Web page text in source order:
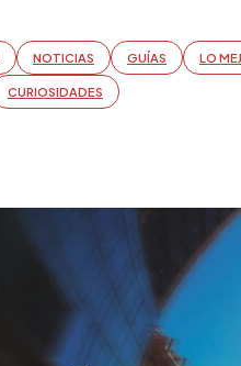
NOTICIAS GUÍAS LO
CURIOSIDADES